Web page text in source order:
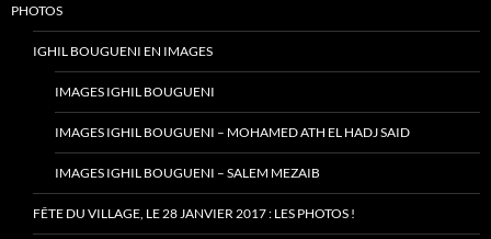
PHOTOS
IGHIL BOUGUENI EN IMAGES
IMAGES IGHIL BOUGUENI
IMAGES IGHIL BOUGUENI – MOHAMED ATH EL HADJ SAID
IMAGES IGHIL BOUGUENI – SALEM MEZAIB
FÊTE DU VILLAGE, LE 28 JANVIER 2017 : LES PHOTOS !